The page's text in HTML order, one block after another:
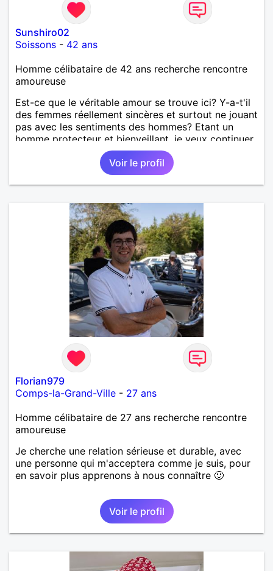
Sunshiro02
Soissons - 42 ans
Homme célibataire de 42 ans recherche rencontre
amoureuse
Est-ce que le véritable amour se trouve ici? Y-a-t'il
des femmes réellement sincères et surtout ne jouant
pas avec les sentiments des hommes? Etant un
homme protecteur et bienveillant, je veux continuer
d'y croire et pouvoir enfin former la petite famille
que je désir temps. Faux profil, profiteuse et autres
joyeuseté passer votre chemin, vous ne
m'intéressez pas du tout!
Voir le profil
Florian979
Comps-la-Grand-Ville - 27 ans
Homme célibataire de 27 ans recherche rencontre
amoureuse
Je cherche une relation sérieuse et durable, avec
une personne qui m'acceptera comme je suis, pour
en savoir plus apprenons à nous connaître 🙂
Voir le profil